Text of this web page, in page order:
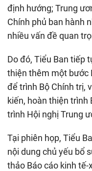
định hướng; Trung
Chính phủ ban hành
nhiều vấn đề quan
Do đó, Tiểu Ban tiếp
thiện thêm một bước
để trình Bộ Chính trị,
kiến, hoàn thiện trình
trình Hội nghị Trung
Tại phiên họp, Tiểu
nội dung chủ yếu bổ
thảo Báo cáo kinh